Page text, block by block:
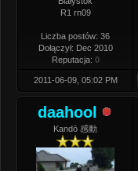
R1 rn09
Liczba postów: 36
Dołączył: Dec 2010
Reputacja: 0
2011-06-09, 05:02 PM
daahool
Kandō 感動